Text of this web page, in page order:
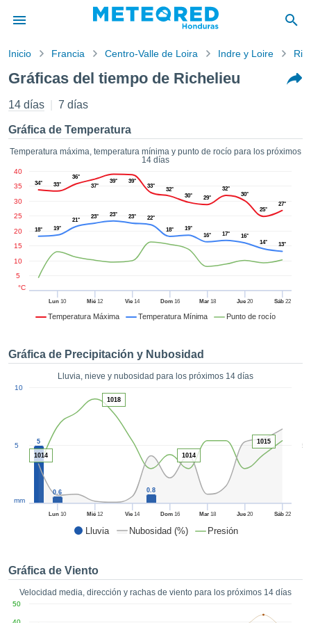
de
ha sido
por
para
que la
calidad.
a este
las
y
forma
digital
permite
el botón
a la
en
así como
un perfil
CONTINUAR
CONFIGURACIÓN
Inicio Francia Centro-Valle de Loira Indre y Loire
Gráficas del tiempo de Richelieu
14 días 7 días
Gráfica de Temperatura
Temperatura máxima, temperatura mínima y punto de rocío para los próximos
14 días
Temperatura Máxima Temperatura Mínima Punto de rocío
Lun 10 Mié 12 Vie 14 Dom16 Mar18 Jue 20 Sáb22
5
10
15
20
25
30
35
40
°C
34° 33°
36°
37°
39° 39°
33°
32°
30°
29°
32°
30°
25°
27°
18° 19°
21°
23° 23° 23°
22°
18°
19°
16°
17°
16°
14°
13°
Gráfica de Precipitación y Nubosidad
Lluvia, nieve y nubosidad para los próximos 14 días
Lluvia Nubosidad (%) Presión
50
Lun 10 Mié 12 Vie 14 Dom16 Mar18 Jue 20 Sáb22
5
10
mm
5
0.6 0.8
1014
1018
1014
1015
Gráfica de Viento
Velocidad media, dirección y rachas de viento para los próximos 14 días
50